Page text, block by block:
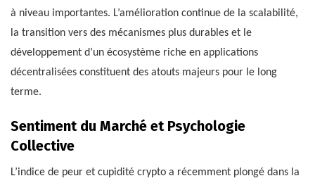
à niveau importantes. L’amélioration continue de la scalabilité,
la transition vers des mécanismes plus durables et le
développement d’un écosystème riche en applications
décentralisées constituent des atouts majeurs pour le long
terme.
Sentiment du Marché et Psychologie
Collective
L’indice de peur et cupidité crypto a récemment plongé dans la